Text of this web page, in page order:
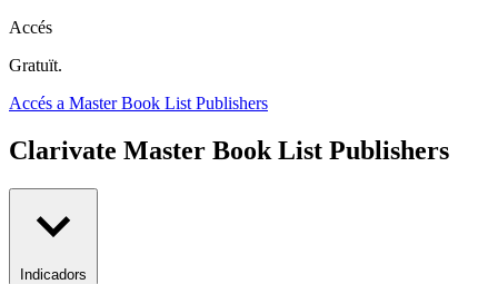
Accés
Gratuït.
Accés a Master Book List Publishers
Clarivate Master Book List Publishers
Indicadors